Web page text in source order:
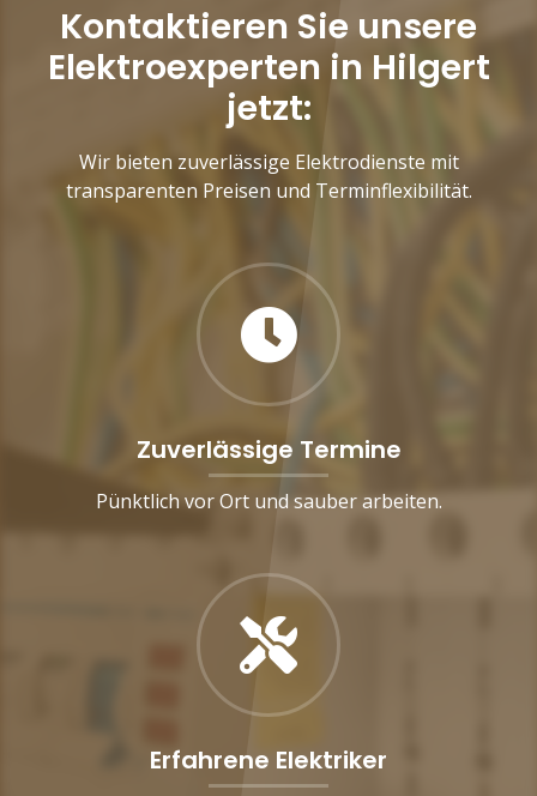
Kontaktieren Sie unsere
Elektroexperten in Hilgert
jetzt:
Wir bieten zuverlässige Elektrodienste mit
transparenten Preisen und Terminflexibilität.
Zuverlässige Termine
Pünktlich vor Ort und sauber arbeiten.
Erfahrene Elektriker